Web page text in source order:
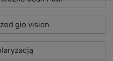
gio vision